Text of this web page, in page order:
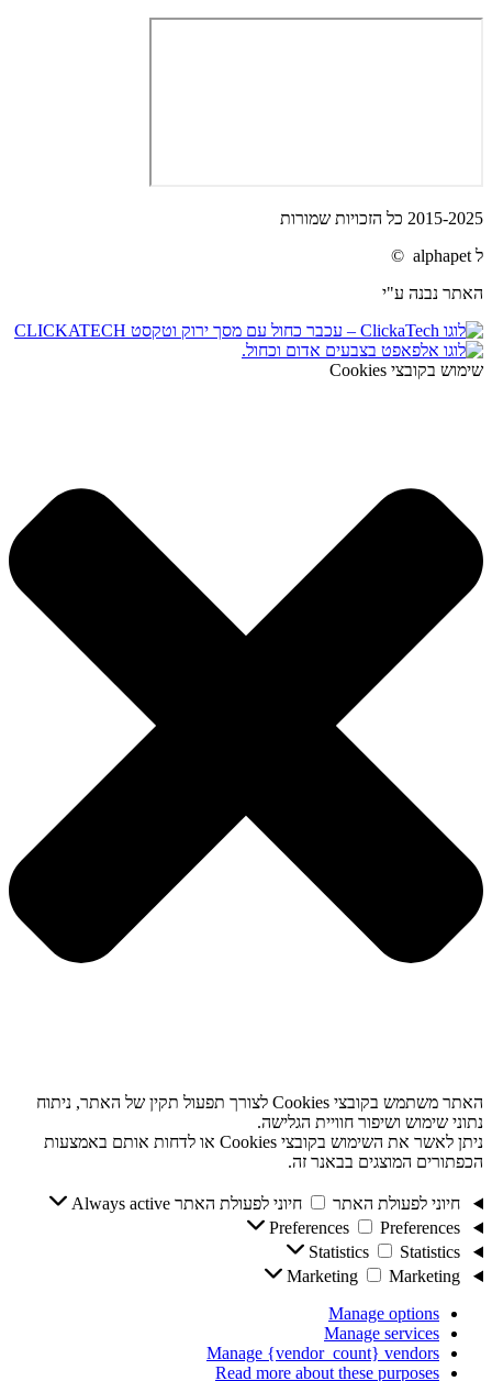
2015-2025 כל הזכויות שמורות
ל alphapet ©
האתר נבנה ע"י
שימוש בקובצי Cookies
האתר משתמש בקובצי Cookies לצורך תפעול תקין של האתר, ניתוח
נתוני שימוש ושיפור חוויית הגלישה.
ניתן לאשר את השימוש בקובצי Cookies או לדחות אותם באמצעות
הכפתורים המוצגים בבאנר זה.
חיוני לפעולת האתר חיוני לפעולת האתר Always active
Preferences
Preferences
Statistics
Statistics
Marketing
Marketing
Manage options
Manage services
Manage {vendor_count} vendors
Read more about these purposes